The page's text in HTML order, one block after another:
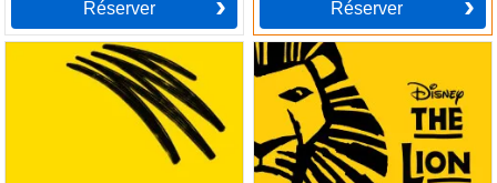
Réserver Réserver
Operation Mincemeat The Lion King